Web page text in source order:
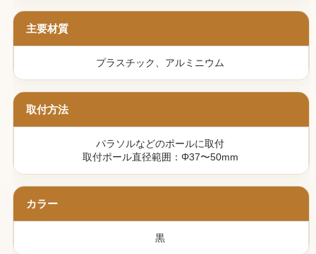
主要材質
プラスチック、アルミニウム
取付方法
パラソルなどのポールに取付
取付ポール直径範囲：Φ37〜50mm
カラー
黒